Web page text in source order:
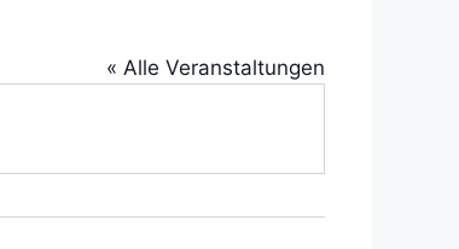
« Alle Veranstaltungen